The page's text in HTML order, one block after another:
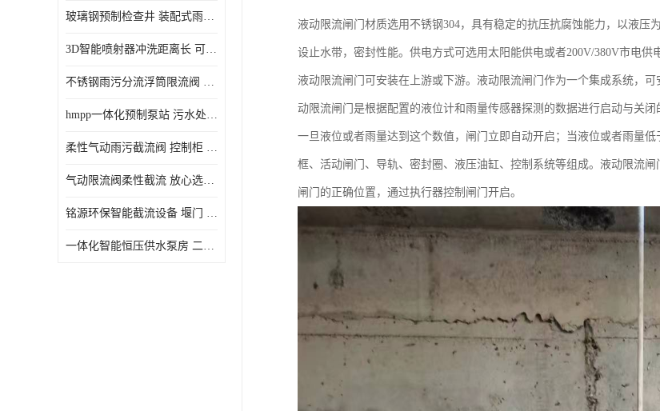
玻璃钢预制检查井 装配式雨水污水井 初期弃流井 源头厂家
3D智能喷射器冲洗距离长 可270度旋转 高强度水压远距离喷洗
不锈钢雨污分流浮筒限流阀 DN150-DN1000 品质可信
hmpp一体化预制泵站 污水处理系统 乡镇学校市政排水 厂家供应
柔性气动雨污截流阀 控制柜 远程控制安全性高检修方便
气动限流阀柔性截流 放心选购 控源截污铭源环保
铭源环保智能截流设备 堰门 铸铁调节闸门作用 源头商家 可定制
一体化智能恒压供水泵房 二次加压供水设备户外智慧泵房
液动限流闸门材质选用不锈钢304，具有稳定的抗压抗腐蚀能力，以液压
设止水带，密封性能。供电方式可选用太阳能供电或者200V/380V市电供
液动限流闸门可安装在上游或下游。液动限流闸门作为一个集成系统，
动限流闸门是根据配置的液位计和雨量传感器探测的数据进行启动与关
一旦液位或者雨量达到这个数值，闸门立即自动开启；当液位或者雨量
框、活动闸门、导轨、密封圈、液压油缸、控制系统等组成。液动限流
闸门的正确位置，通过执行器控制闸门开启。